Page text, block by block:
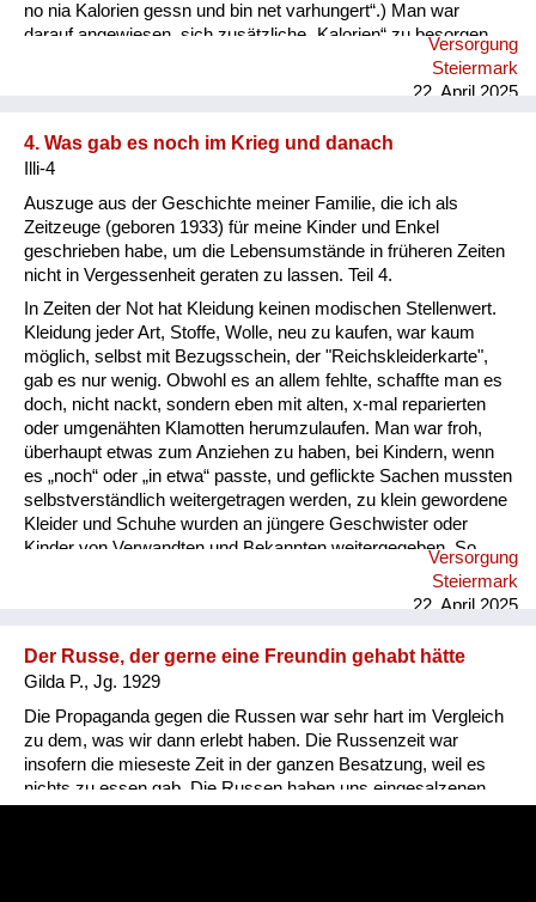
no nia Kalorien gessn und bin net varhungert“.) Man war
darauf angewiesen, sich zusätzliche „Kalorien“ zu besorgen,
sei es im eigenen Garten, durch „Hamstern“ bei Bauern,
Abstauben auf Feldern oder durch Schwarzhandel, wobei die
Schwerpunkt unserer Ernährung waren Kartoffeln und Mais.
Brot nur aus „schwarzem (Roggen-)Mehl“. Weißbrot lernte ich
das erste Mal Ende 1945 kennen, durch die englische ...
Versorgung
Steiermark
22. April 2025
4. Was gab es noch im Krieg und danach
Illi-4
Auszuge aus der Geschichte meiner Familie, die ich als
Zeitzeuge (geboren 1933) für meine Kinder und Enkel
geschrieben habe, um die Lebensumstände in früheren Zeiten
nicht in Vergessenheit geraten zu lassen. Teil 4.
In Zeiten der Not hat Kleidung keinen modischen Stellenwert.
Kleidung jeder Art, Stoffe, Wolle, neu zu kaufen, war kaum
möglich, selbst mit Bezugsschein, der "Reichskleiderkarte",
gab es nur wenig. Obwohl es an allem fehlte, schaffte man es
doch, nicht nackt, sondern eben mit alten, x-mal reparierten
oder umgenähten Klamotten herumzulaufen. Man war froh,
überhaupt etwas zum Anziehen zu haben, bei Kindern, wenn
es „noch“ oder „in etwa“ passte, und geflickte Sachen mussten
selbstverständlich weitergetragen werden, zu klein gewordene
Kleider und Schuhe wurden an jüngere Geschwister oder
Kinder von Verwandten und Bekannten weitergegeben. So
„erbte“ mein jüngerer Bruder manches von mir, und ich
gefiel, war undenkbar. Auch im Winter trug ich als Bub dieselbe
kurze Lederhose wie im Sommer und dazu lange Strümpfe,
die von einem „Strumpfbandhalter“ festgehalten wurd...
Versorgung
Steiermark
22. April 2025
Der Russe, der gerne eine Freundin gehabt hätte
Gilda P., Jg. 1929
Die Propaganda gegen die Russen war sehr hart im Vergleich
zu dem, was wir dann erlebt haben. Die Russenzeit war
insofern die mieseste Zeit in der ganzen Besatzung, weil es
nichts zu essen gab. Die Russen haben uns eingesalzenen